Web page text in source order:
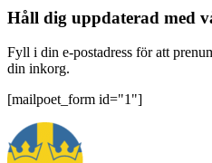
Håll dig uppdaterad med
Fyll i din e-postadress för att
din inkorg.
[mailpoet_form id="1"]